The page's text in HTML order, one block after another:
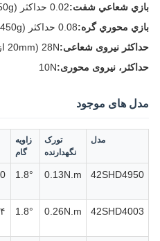
بازي شعاعي شفت:0.02 حداکثر (450g بار)
بازي محوري گره:0.08 حداکثر (450g بار)
حداکثر نیروی شعاعی:28N (20mm از فلنج)
حداکثر، نیروی محوری:10N
مدل های موجود
مدل
تورک
نگهدارنده
زاویه
گام
42SHD4950
0.13N.m
1.8°
42SHD4003
0.26N.m
1.8°